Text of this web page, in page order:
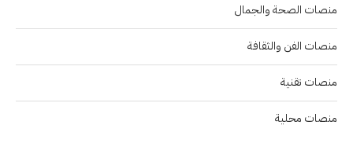
منصات الصحة والجمال
منصات الفن والثقافة
منصات تقنية
منصات محلية